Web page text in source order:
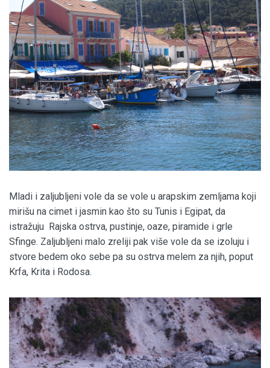
Mladi i zaljubljeni vole da se vole u arapskim zemljama koji
mirišu na cimet i jasmin kao što su Tunis i Egipat, da
istražuju Rajska ostrva, pustinje, oaze, piramide i grle
Sfinge. Zaljubljeni malo zreliji pak više vole da se izoluju i
stvore bedem oko sebe pa su ostrva melem za njih, poput
Krfa, Krita i Rodosa.